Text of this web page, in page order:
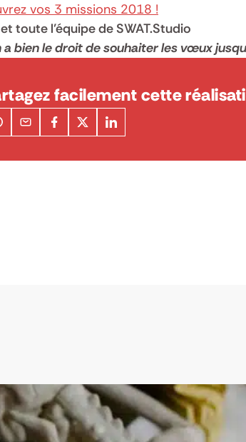
vos 3 missions 2018 !
toute l’équipe de SWAT.Studio
a bien le droit de souhaiter les vœux
facilement cette